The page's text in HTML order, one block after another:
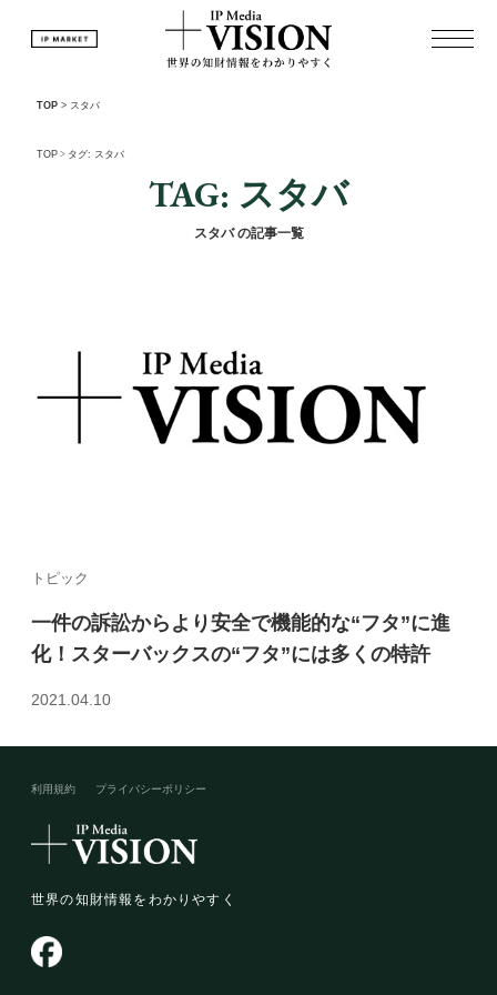
TOP > スタバ
TOP > タグ: スタバ
TAG: スタバ
スタバ の記事一覧
トピック
一件の訴訟からより安全で機能的な“フタ”に進
化！スターバックスの“フタ”には多くの特許
2021.04.10
利用規約 プライバシーポリシー​
世界の知財情報をわかりやすく